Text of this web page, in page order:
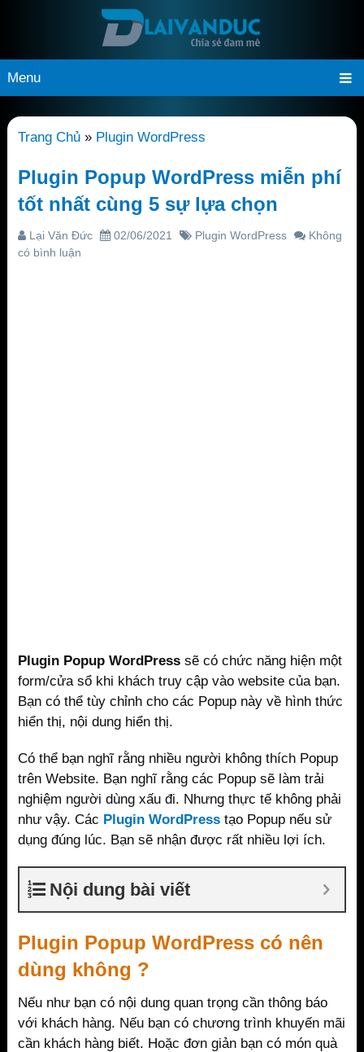
Menu
Trang Chủ» Plugin WordPress
Plugin Popup WordPress miễn phí
tốt nhất cùng 5 sự lựa chọn
Lại Văn Đức 02/06/2021 Plugin WordPress
Không
có bình luận
Plugin Popup WordPresssẽ có chức năng hiện một
form/cửa sổ khi khách truy cập vào website của bạn.
Bạn có thể tùy chỉnh cho các Popup này về hình thức
hiển thị, nội dung hiển thị.
Có thể bạn nghĩ rằng nhiều người không thích Popup
trên Website. Bạn nghĩ rằng các Popup sẽ làm trải
nghiệm người dùng xấu đi. Nhưng thực tế không phải
như vậy. Các Plugin WordPresstạo Popup nếu sử
dụng đúng lúc. Bạn sẽ nhận được rất nhiều lợi ích.
Nội dung bài viết
Plugin Popup WordPress có nên
dùng không ?
Nếu như bạn có nội dung quan trọng cần thông báo
với khách hàng. Nếu bạn có chương trình khuyến mãi
cần khách hàng biết. Hoặc đơn giản bạn có món quà